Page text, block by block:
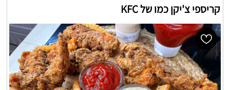
קריספי צ'יקן כמו של KFC